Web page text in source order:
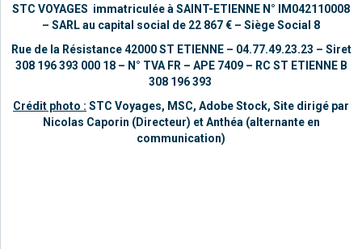
STC VOYAGES immatriculée à SAINT-ETIENNE N° IM042110008
– SARL au capital social de 22 867 € – Siège Social 8
Rue de la Résistance 42000 ST ETIENNE – 04.77.49.23.23 – Siret
308 196 393 000 18 – N° TVA FR – APE 7409 – RC ST ETIENNE B
308 196 393
Crédit photo : STC Voyages, MSC, Adobe Stock, Site dirigé par
Nicolas Caporin (Directeur) et Anthéa (alternante en
communication)